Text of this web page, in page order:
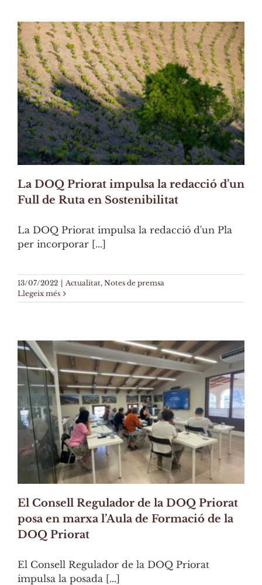
La DOQ Priorat impulsa la redacció d’un
Full de Ruta en Sostenibilitat
La DOQ Priorat impulsa la redacció d'un Pla
per incorporar [...]
13/07/2022 | Actualitat, Notes de premsa
Llegeix més
El Consell Regulador de la DOQ Priorat
posa en marxa l’Aula de Formació de la
DOQ Priorat
El Consell Regulador de la DOQ Priorat
impulsa la posada [...]